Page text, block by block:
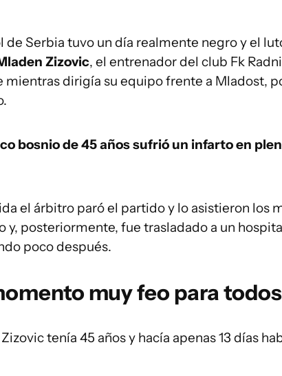
de Serbia tuvo un día realmente negro y el
Zizovic, el entrenador del club Fk
mientras dirigía su equipo frente a Mladost,
bosnio de 45 años sufrió un infarto en
el árbitro paró el partido y lo asistieron los
y, posteriormente, fue trasladado a un
poco después.
muy feo para todos
tenía 45 años y hacía apenas 13 días